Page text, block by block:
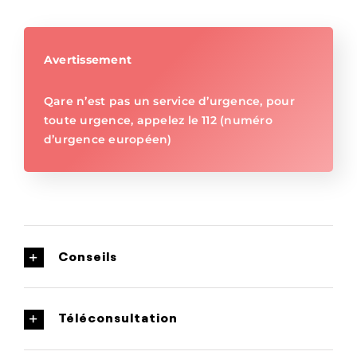
Avertissement
Qare n’est pas un service d’urgence, pour
toute urgence, appelez le 112 (numéro
d’urgence européen)
Conseils
Téléconsultation